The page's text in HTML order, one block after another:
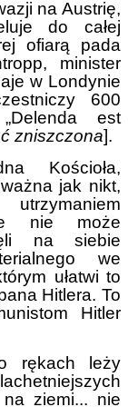
na Austrię,
do całej
ofiarą pada
minister
w Londynie
600
est
zniszczona].
Kościoła,
jak nikt,
nie może
na siebie
we
ułatwi to
Hitlera. To
Hitler
rękach leży
ziemi... nie